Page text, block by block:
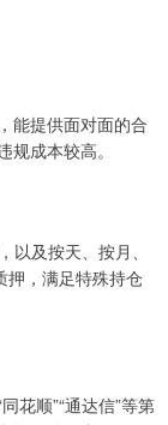
能提供面对面的合
成本较高。
及按天、按月、
押，满足特殊持仓
花顺”“通达信”等第